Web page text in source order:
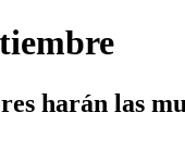
harán las